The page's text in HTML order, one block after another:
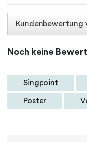
Kundenbewertung
Noch keine
Singpoint
Poster